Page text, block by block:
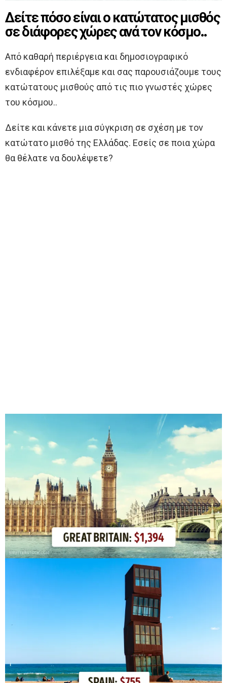
Δείτε πόσο είναι ο κατώτατος μισθός
σε διάφορες χώρες ανά τον κόσμο..
Από καθαρή περιέργεια και δημοσιογραφικό
ενδιαφέρον επιλέξαμε και σας παρουσιάζουμε τους
κατώτατους μισθούς από τις πιο γνωστές χώρες
του κόσμου..
Δείτε και κάνετε μια σύγκριση σε σχέση με τον
κατώτατο μισθό της Ελλάδας. Εσείς σε ποια χώρα
θα θέλατε να δουλέψετε?